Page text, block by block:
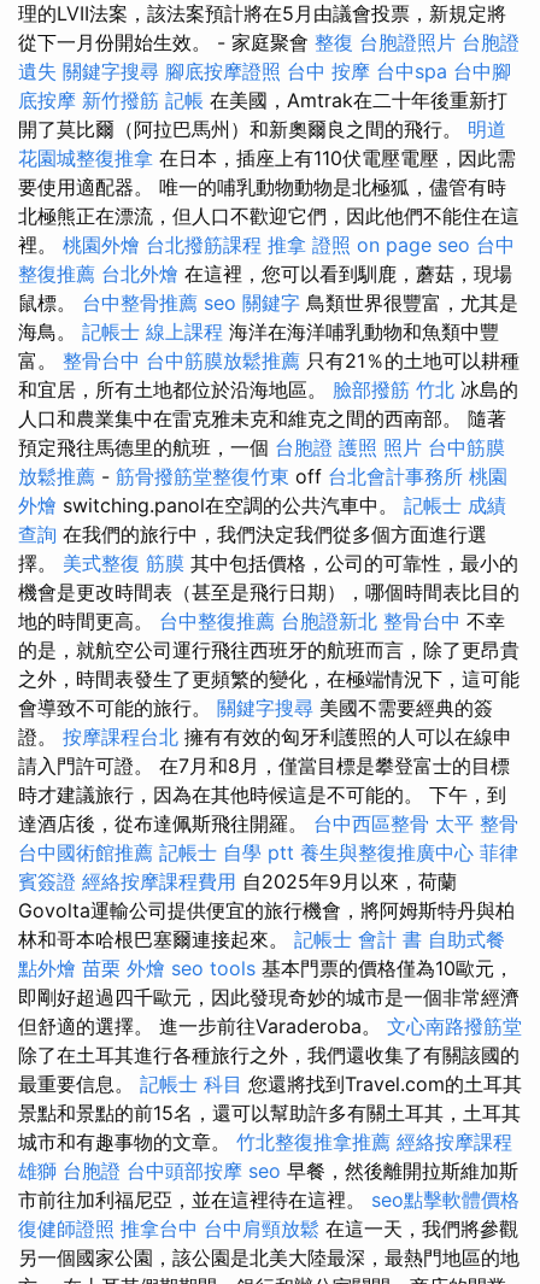
理的LVII法案，該法案預計將在5月由議會投票，新規定將
從下一月份開始生效。 - 家庭聚會 整復 台胞證照片 台胞證
遺失 關鍵字搜尋 腳底按摩證照 台中 按摩 台中spa 台中腳
底按摩 新竹撥筋 記帳 在美國，Amtrak在二十年後重新打
開了莫比爾（阿拉巴馬州）和新奧爾良之間的飛行。 明道
花園城整復推拿 在日本，插座上有110伏電壓電壓，因此需
要使用適配器。 唯一的哺乳動物動物是北極狐，儘管有時
北極熊正在漂流，但人口不歡迎它們，因此他們不能住在這
裡。 桃園外燴 台北撥筋課程 推拿 證照 on page seo 台中
整復推薦 台北外燴 在這裡，您可以看到馴鹿，蘑菇，現場
鼠標。 台中整骨推薦 seo 關鍵字 鳥類世界很豐富，尤其是
海鳥。 記帳士 線上課程 海洋在海洋哺乳動物和魚類中豐
富。 整骨台中 台中筋膜放鬆推薦 只有21％的土地可以耕種
和宜居，所有土地都位於沿海地區。 臉部撥筋 竹北 冰島的
人口和農業集中在雷克雅未克和維克之間的西南部。 隨著
預定飛往馬德里的航班，一個 台胞證 護照 照片 台中筋膜
放鬆推薦 - 筋骨撥筋堂整復竹東 off 台北會計事務所 桃園
外燴 switching.panol在空調的公共汽車中。 記帳士 成績
查詢 在我們的旅行中，我們決定我們從多個方面進行選
擇。 美式整復 筋膜 其中包括價格，公司的可靠性，最小的
機會是更改時間表（甚至是飛行日期），哪個時間表比目的
地的時間更高。 台中整復推薦 台胞證新北 整骨台中 不幸
的是，就航空公司運行飛往西班牙的航班而言，除了更昂貴
之外，時間表發生了更頻繁的變化，在極端情況下，這可能
會導致不可能的旅行。 關鍵字搜尋 美國不需要經典的簽
證。 按摩課程台北 擁有有效的匈牙利護照的人可以在線申
請入門許可證。 在7月和8月，僅當目標是攀登富士的目標
時才建議旅行，因為在其他時候這是不可能的。 下午，到
達酒店後，從布達佩斯飛往開羅。 台中西區整骨 太平 整骨
台中國術館推薦 記帳士 自學 ptt 養生與整復推廣中心 菲律
賓簽證 經絡按摩課程費用 自2025年9月以來，荷蘭
Govolta運輸公司提供便宜的旅行機會，將阿姆斯特丹與柏
林和哥本哈根巴塞爾連接起來。 記帳士 會計 書 自助式餐
點外燴 苗栗 外燴 seo tools 基本門票的價格僅為10歐元，
即剛好超過四千歐元，因此發現奇妙的城市是一個非常經濟
但舒適的選擇。 進一步前往Varaderoba。 文心南路撥筋堂
除了在土耳其進行各種旅行之外，我們還收集了有關該國的
最重要信息。 記帳士 科目 您還將找到Travel.com的土耳其
景點和景點的前15名，還可以幫助許多有關土耳其，土耳其
城市和有趣事物的文章。 竹北整復推拿推薦 經絡按摩課程
雄獅 台胞證 台中頭部按摩 seo 早餐，然後離開拉斯維加斯
市前往加利福尼亞，並在這裡待在這裡。 seo點擊軟體價格
復健師證照 推拿台中 台中肩頸放鬆 在這一天，我們將參觀
另一個國家公園，該公園是北美大陸最深，最熱門地區的地